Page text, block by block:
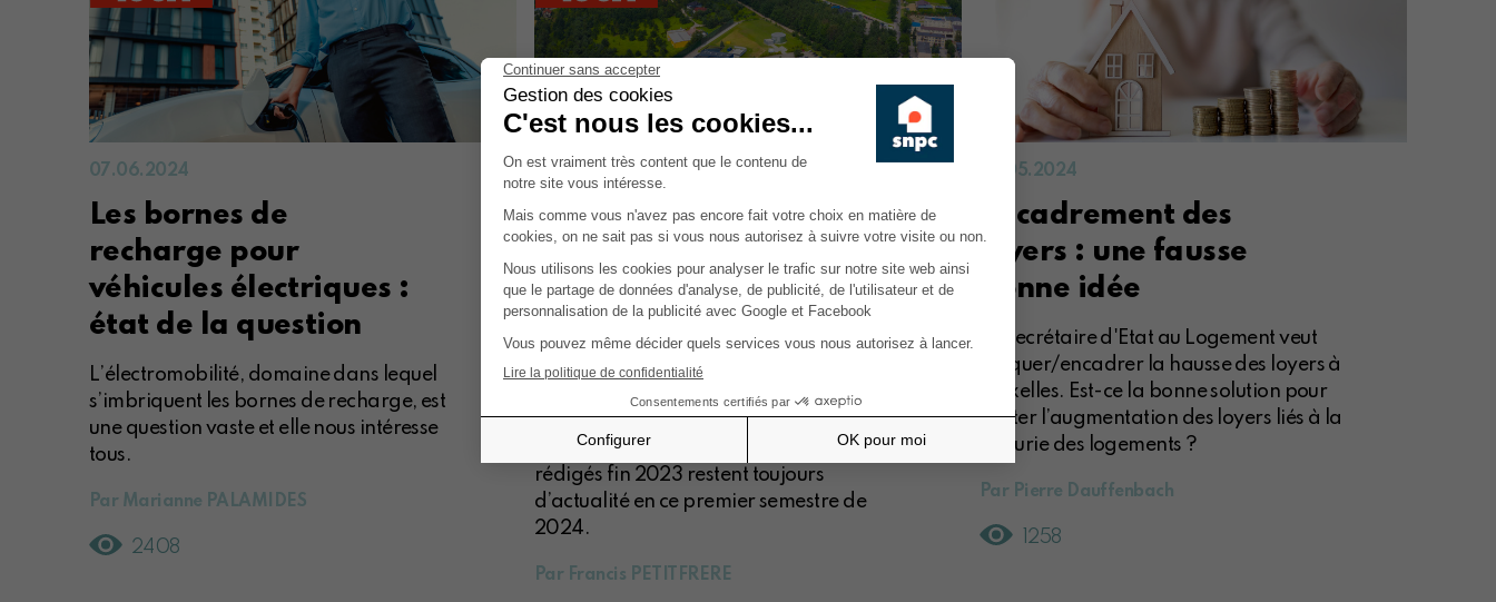
07.06.2024
Les bornes de
recharge pour
véhicules électriques :
état de la question
L’électromobilité, domaine dans lequel
s’imbriquent les bornes de recharge, est
une question vaste et elle nous intéresse
tous.
Par Marianne PALAMIDES
2408
07.06.2024
Une forme
alternative
d’investissement
immobilier : les S.I.R
(Société Immobilière
Règlementée)
Les commentaires concernant les SIR
rédigés fin 2023 restent toujours
d’actualité en ce premier semestre de
2024.
Par Francis PETITFRERE
30.05.2024
Encadrement des
loyers : une fausse
bonne idée
La secrétaire d'Etat au Logement veut
bloquer/encadrer la hausse des loyers à
Bruxelles. Est-ce la bonne solution pour
limiter l’augmentation des loyers liés à la
pénurie des logements ?
Par Pierre Dauffenbach
1258